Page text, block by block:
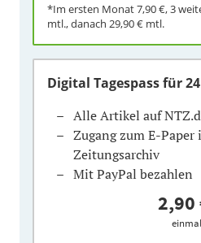
*Im ersten Monat7,90 €, 3
mtl., danach 29,90 € mtl.
Digital Tagespassfür
Alle Artikel auf
Zugang zum E-
Zeitungsarchiv
Mit PayPal bezahlen
2,90